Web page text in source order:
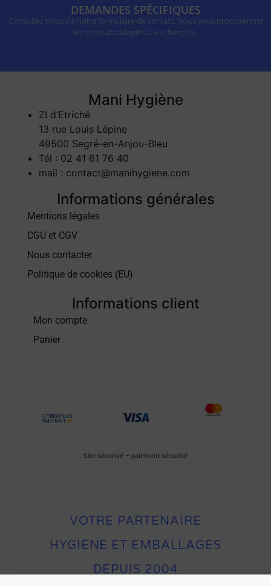
DEMANDES SPÉCIFIQUES
Consultez nous via notre formulaire de contact. Nous vous proposerons
les produits adaptés à vos besoins.
Mani Hygiène
ZI d’Etriché
13 rue Louis Lépine
49500 Segré-en-Anjou-Bleu
Tél : 02 41 61 76 40
mail : contact@manihygiene.com
Informations générales
Mentions légales
CGU et CGV
Nous contacter
Politique de cookies (EU)
Informations client
Mon compte
Panier
Site sécurisé – paiement sécurisé
VOTRE PARTENAIRE
HYGIÈNE ET EMBALLAGES
DEPUIS 2004